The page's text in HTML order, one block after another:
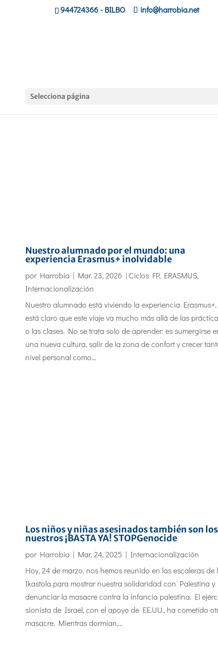
944724366- BILBO info@harrobia.net
Selecciona página
Nuestro alumnado por el mundo: una
experiencia Erasmus+ inolvidable
por Harrobia | Mar. 23, 2026 | Ciclos FP, ERASMUS,
Internacionalización
Nuestro alumnado está viviendo la experiencia Erasmus+,
está claro que este viaje va mucho más allá de las
o las clases. No se trata solo de aprender: es sumergirse
una nueva cultura, salir de la zona de confort y crecer
nivel personal como...
Los niños y niñas asesinados también son los
nuestros ¡BASTA YA! STOPGenocide
por Harrobia | Mar. 24, 2025 | Internacionalización
Hoy, 24 de marzo, nos hemos reunido en las escaleras de
Ikastola para mostrar nuestra solidaridad con Palestina y
denunciar la masacre contra la infancia palestina. El
sionista de Israel, con el apoyo de EE.UU., ha cometido
masacre. Mientras dormían,...